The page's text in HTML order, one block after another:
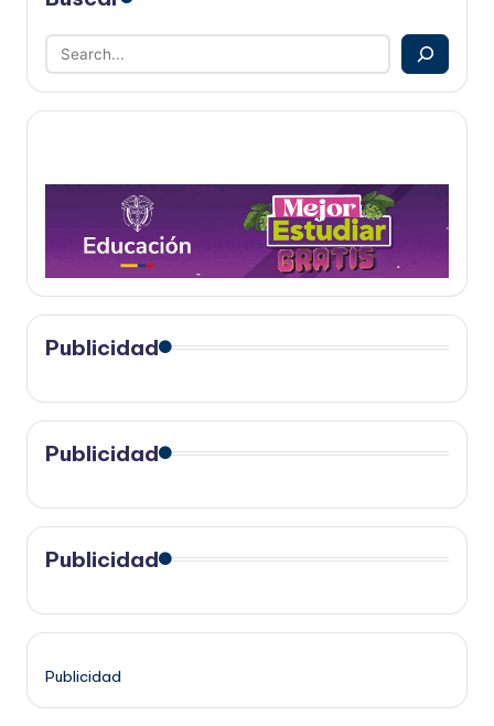
Publicidad
Publicidad
Publicidad
Publicidad